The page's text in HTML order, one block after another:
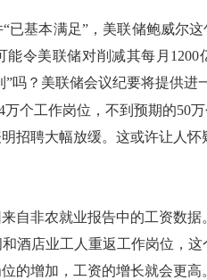
基本满足”，美联储鲍威尔这
令美联储对削减其每月1200
吗？美联储会议纪要将提供进
个工作岗位，不到预期的50
招聘大幅放缓。这或许让人
非农就业报告中的工资数据
酒店业工人重返工作岗位，
的增加，工资的增长就会更高